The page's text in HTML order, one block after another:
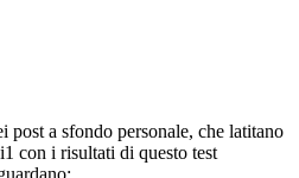
post a sfondo personale, che latitano
con i risultati di questo test